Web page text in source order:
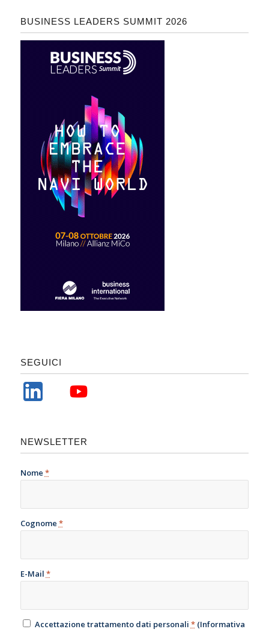
BUSINESS LEADERS SUMMIT 2026
SEGUICI
NEWSLETTER
Nome *
Cognome *
E-Mail *
Accettazione trattamento dati personali *(Informativa